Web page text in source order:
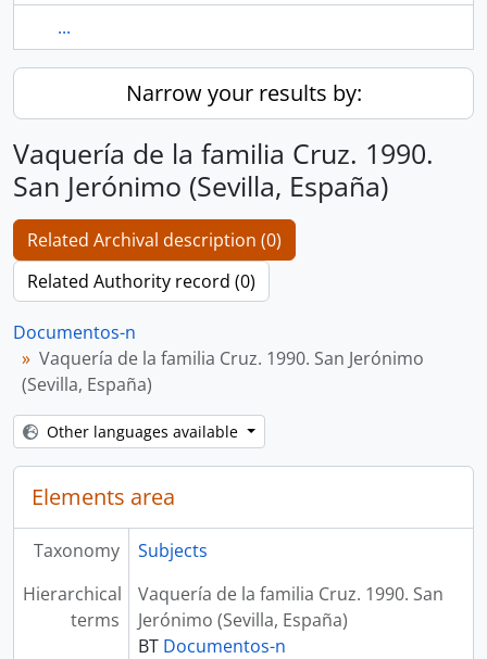
...
Narrow your results by:
Vaquería de la familia Cruz. 1990.
San Jerónimo (Sevilla, España)
Related Archival description (0)
Related Authority record (0)
Documentos-n
Vaquería de la familia Cruz. 1990. San Jerónimo
(Sevilla, España)
Other languages available
Elements area
Taxonomy
Subjects
Hierarchical
terms
Vaquería de la familia Cruz. 1990. San
Jerónimo (Sevilla, España)
BT Documentos-n